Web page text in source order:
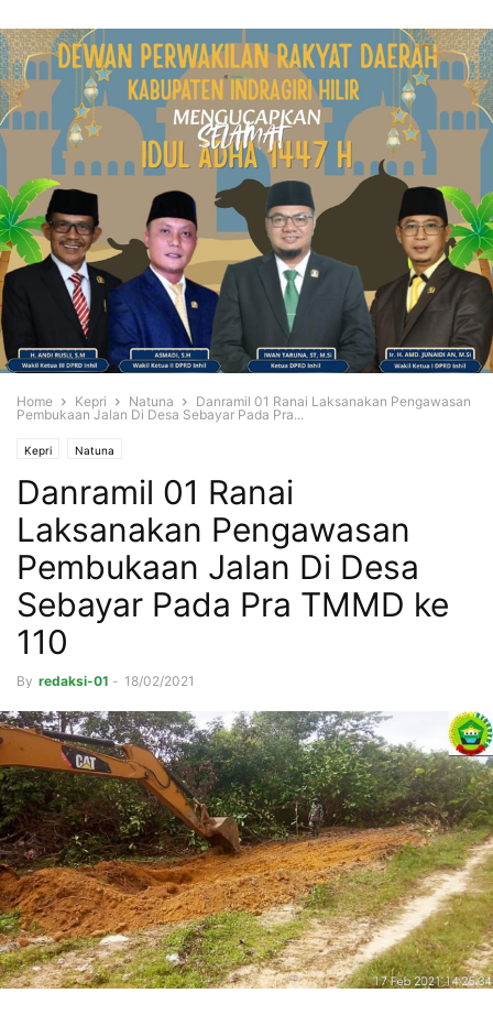
Home Kepri Natuna
Danramil 01 Ranai Laksanakan Pengawasan
Pembukaan Jalan Di Desa Sebayar Pada Pra...
Kepri Natuna
Danramil 01 Ranai
Laksanakan Pengawasan
Pembukaan Jalan Di Desa
Sebayar Pada Pra TMMD ke
110
By redaksi-01 - 18/02/2021